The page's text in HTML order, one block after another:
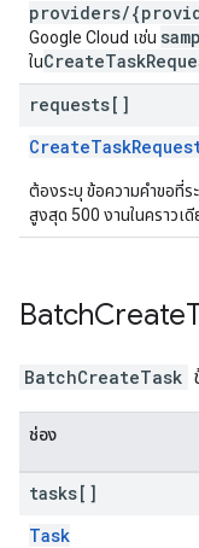
providers/
Google Cloud เช่น
ใน
requests[]
ต้องระบุ ข้อความคำขอที่
สูงสุด 500 งานในคราวเดี
BatchCreate
BatchCreateTask
ช่อง
tasks[]
Task